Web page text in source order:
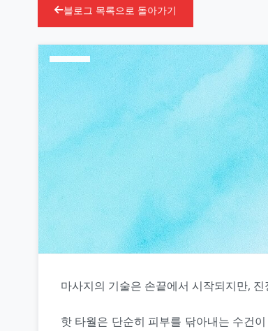
블로그 목록으로 돌아가기
마사지의 기술은 손끝에서 시작되지만,
핫 타월은 단순히 피부를 닦아내는 수건